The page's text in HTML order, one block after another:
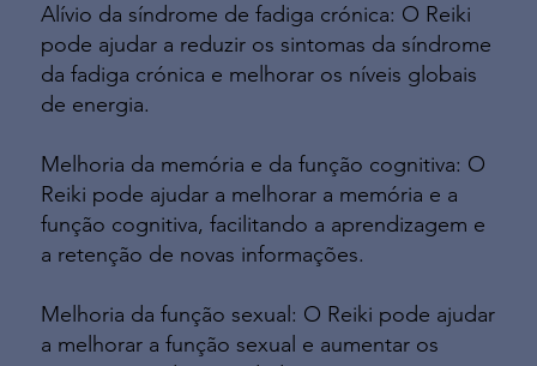
Alívio da síndrome de fadiga crónica: O Reiki
pode ajudar a reduzir os sintomas da síndrome
da fadiga crónica e melhorar os níveis globais
de energia.
Melhoria da memória e da função cognitiva: O
Reiki pode ajudar a melhorar a memória e a
função cognitiva, facilitando a aprendizagem e
a retenção de novas informações.
Melhoria da função sexual: O Reiki pode ajudar
a melhorar a função sexual e aumentar os